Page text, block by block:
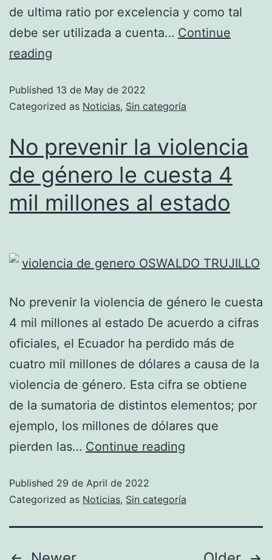
de ultima ratio por excelencia y como tal
debe ser utilizada a cuenta… Continue
reading
Published 13 de May de 2022
Categorized as Noticias, Sin categoría
No prevenir la violencia
de género le cuesta 4
mil millones al estado
No prevenir la violencia de género le cuesta
4 mil millones al estado De acuerdo a cifras
oficiales, el Ecuador ha perdido más de
cuatro mil millones de dólares a causa de la
violencia de género. Esta cifra se obtiene
de la sumatoria de distintos elementos; por
ejemplo, los millones de dólares que
pierden las… Continue reading
Published 29 de April de 2022
Categorized as Noticias, Sin categoría